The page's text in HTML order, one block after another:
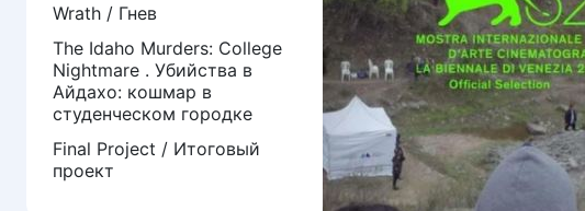
Wrath / Гнев
The Idaho Murders: College
Nightmare . Убийства в
Айдахо: кошмар в
студенческом городке
Final Project / Итоговый
проект